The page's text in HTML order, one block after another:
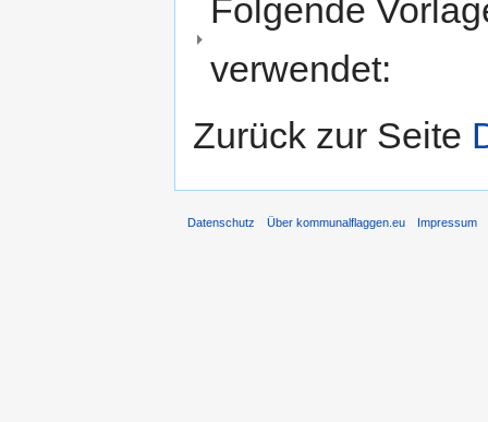
Folgende
verwendet:
Zurück zur Seite
Datenschutz Über kommunalflaggen.eu Impressum